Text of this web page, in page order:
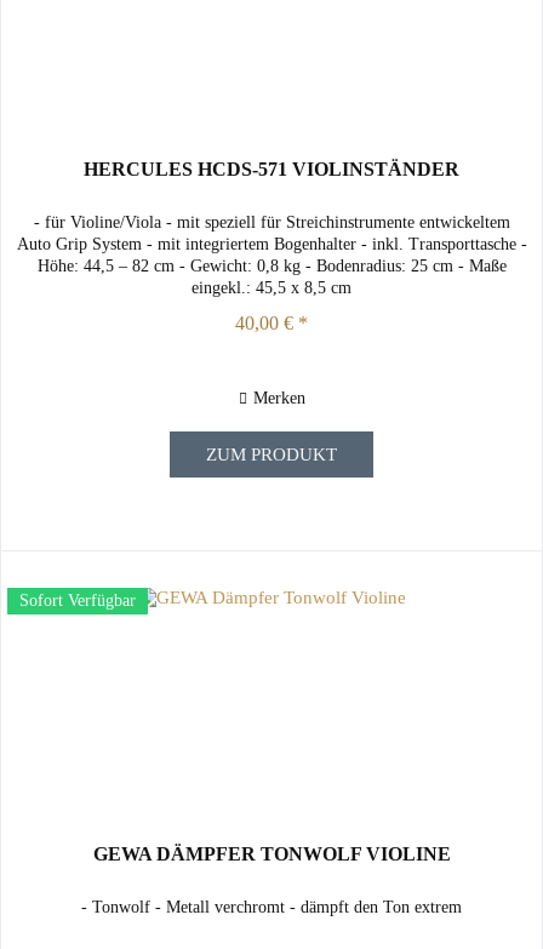
HERCULES HCDS-571 VIOLINSTÄNDER
- für Violine/Viola - mit speziell für Streichinstrumente entwickeltem
Auto Grip System - mit integriertem Bogenhalter - inkl. Transporttasche -
Höhe: 44,5 – 82 cm - Gewicht: 0,8 kg - Bodenradius: 25 cm - Maße
eingekl.: 45,5 x 8,5 cm
40,00 € *
Merken
ZUM PRODUKT
Sofort Verfügbar
GEWA DÄMPFER TONWOLF VIOLINE
- Tonwolf - Metall verchromt - dämpft den Ton extrem